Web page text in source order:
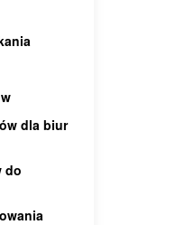
dla biur
do